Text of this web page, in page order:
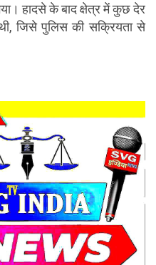
हादसे के बाद क्षेत्र में कुछ देर
जिसे पुलिस की सक्रियता से